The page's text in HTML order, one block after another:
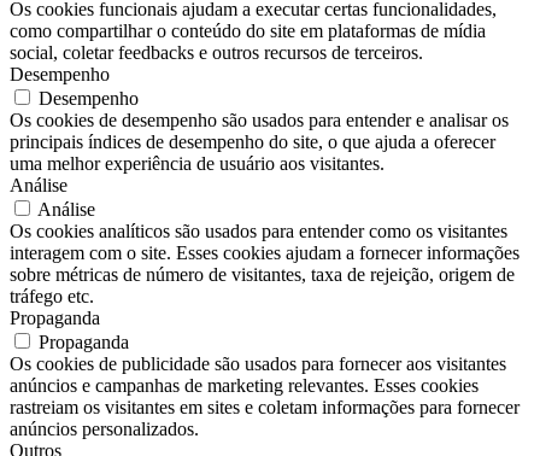
Os cookies funcionais ajudam a executar certas funcionalidades,
como compartilhar o conteúdo do site em plataformas de mídia
social, coletar feedbacks e outros recursos de terceiros.
Desempenho
Desempenho
Os cookies de desempenho são usados ​​para entender e analisar os
principais índices de desempenho do site, o que ajuda a oferecer
uma melhor experiência de usuário aos visitantes.
Análise
Análise
Os cookies analíticos são usados ​​para entender como os visitantes
interagem com o site. Esses cookies ajudam a fornecer informações
sobre métricas de número de visitantes, taxa de rejeição, origem de
tráfego etc.
Propaganda
Propaganda
Os cookies de publicidade são usados ​​para fornecer aos visitantes
anúncios e campanhas de marketing relevantes. Esses cookies
rastreiam os visitantes em sites e coletam informações para fornecer
anúncios personalizados.
Outros